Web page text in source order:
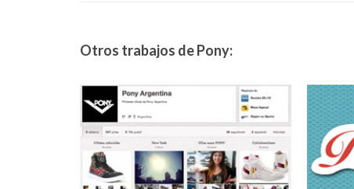
Otros trabajos de Pony: